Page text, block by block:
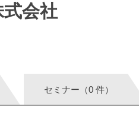
会社
セミナー（0 件）